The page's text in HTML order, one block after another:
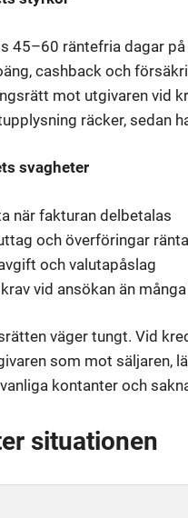
45–60 räntefria dagar
cashback och
mot utgivaren vid
räcker, sedan
svagheter
när fakturan delbetalas
och överföringar
och valutapåslag
vid ansökan än
väger tungt. Vid
som mot säljaren,
kontanter och
situationen